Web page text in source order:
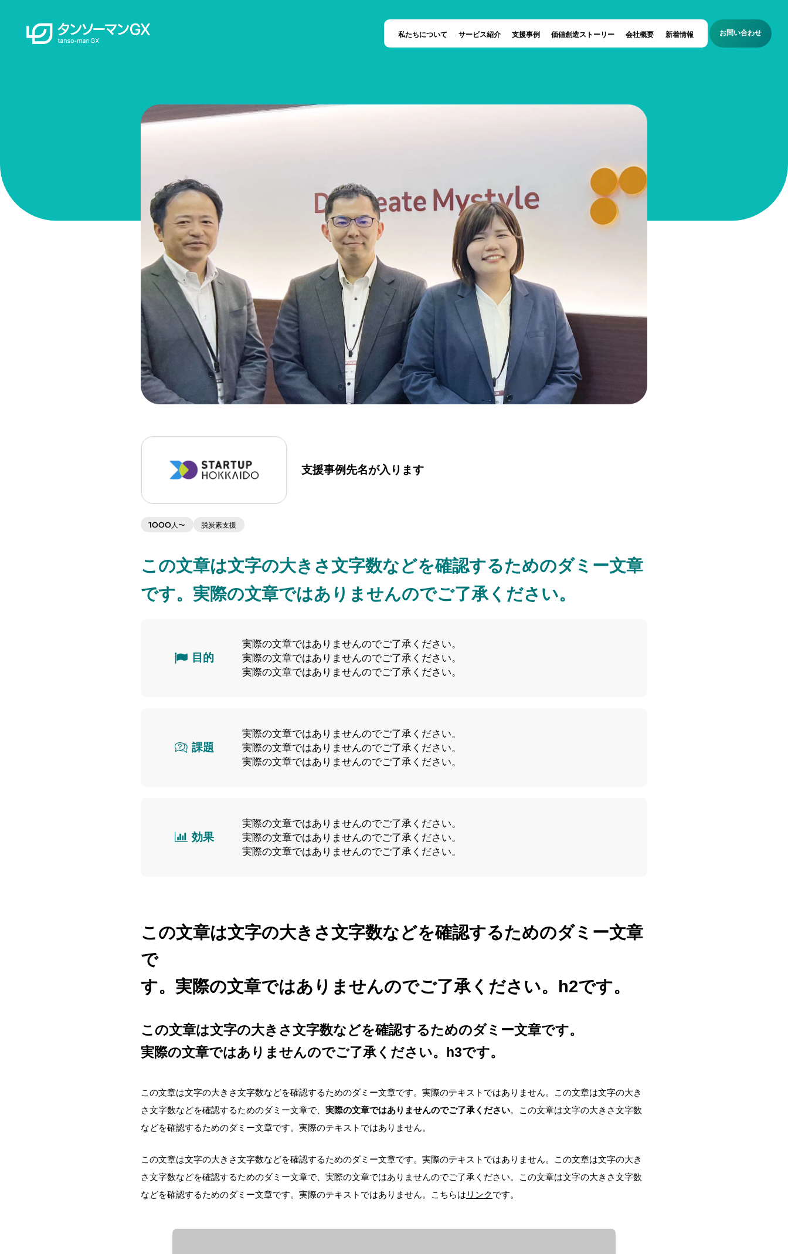
私たちについて サービス紹介 支援事例 価値創造ストーリー 会社概要 新着情報 お問い合わせ
支援事例先名が入ります
1000人〜 脱炭素支援
この文章は文字の大きさ文字数などを確認するためのダミー文章
です。実際の文章ではありませんのでご了承ください。
目的
実際の文章ではありませんのでご了承ください。
実際の文章ではありませんのでご了承ください。
実際の文章ではありませんのでご了承ください。
課題
実際の文章ではありませんのでご了承ください。
実際の文章ではありませんのでご了承ください。
実際の文章ではありませんのでご了承ください。
効果
実際の文章ではありませんのでご了承ください。
実際の文章ではありませんのでご了承ください。
実際の文章ではありませんのでご了承ください。
この文章は文字の大きさ文字数などを確認するためのダミー文章
で
す。実際の文章ではありませんのでご了承ください。h2です。
この文章は文字の大きさ文字数などを確認するためのダミー文章です。
実際の文章ではありませんのでご了承ください。h3です。
この文章は文字の大きさ文字数などを確認するためのダミー文章です。実際のテキストではありません。この文章は文字の大き
さ文字数などを確認するためのダミー文章で、 実際の文章ではありませんのでご了承ください。この文章は文字の大きさ文字数
などを確認するためのダミー文章です。実際のテキストではありません。
この文章は文字の大きさ文字数などを確認するためのダミー文章です。実際のテキストではありません。この文章は文字の大き
さ文字数などを確認するためのダミー文章で、実際の文章ではありませんのでご了承ください。この文章は文字の大きさ文字数
などを確認するためのダミー文章です。実際のテキストではありません。こちらは リンクです。